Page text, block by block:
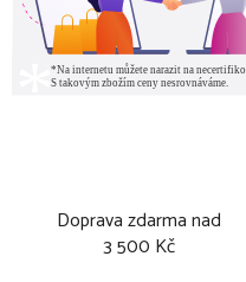
Doprava zdarma nad
3 500 Kč